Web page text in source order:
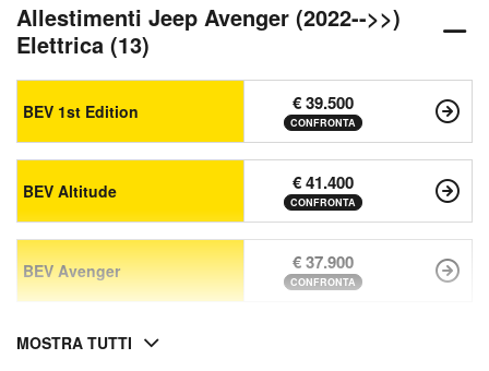
Allestimenti Jeep Avenger (2022-->>)
Elettrica (13)
BEV 1st Edition € 39.500
CONFRONTA
BEV Altitude € 41.400
CONFRONTA
BEV Avenger € 37.900
CONFRONTA
MOSTRA TUTTI